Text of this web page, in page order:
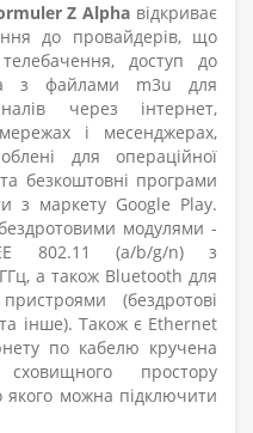
Z Alpha відкриває
до провайдерів, що
доступ до
з файлами m3u для
через інтернет,
і месенджерах,
для операційної
безкоштовні програми
з маркету Google Play.
модулями -
802.11 (a/b/g/n) з
а також Bluetooth для
(бездротові
інше). Також є Ethernet
по кабелю кручена
простору
якого можна підключити